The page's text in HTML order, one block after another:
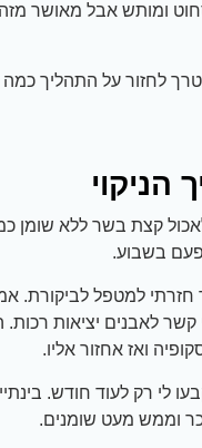
ומותש אבל מאושר
לחזור על התהליך
הניקוי
קצת בשר ללא שומן
פעם בשבוע.
חזרתי למטפל לביקורת.
קשר לאבנים יציאות רכות.
ואז אחזור אליו.
לי רק לעוד חודש.
וממש מעט שומנים.